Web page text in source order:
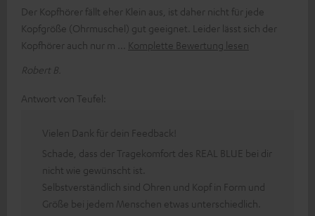
Der Kopfhörer fällt eher Klein aus, ist daher nicht für jede
Kopfgröße (Ohrmuschel) gut geeignet. Leider lässt sich der
Kopfhörer auch nur m
Komplette Bewertung lesen
Robert B.
Antwort von Teufel:
Vielen Dank für dein Feedback!
Schade, dass der Tragekomfort des REAL BLUE bei dir
nicht wie gewünscht ist.
Selbstverständlich sind Ohren und Kopf in Form und
Größe bei jedem Menschen etwas unterschiedlich.